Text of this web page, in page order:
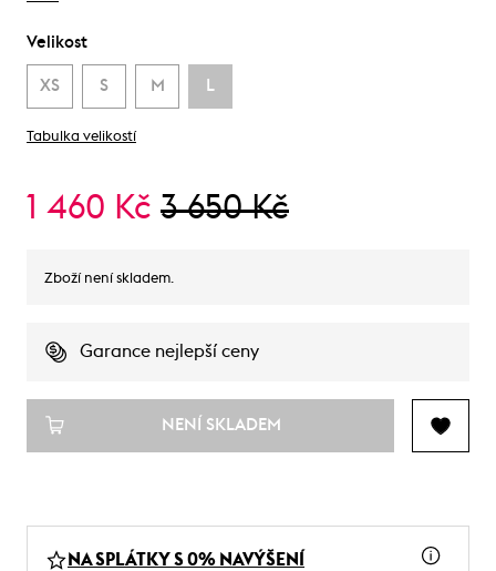
Velikost
XS S M L
Tabulka velikostí
1 460 Kč 3 650 Kč
Zboží není skladem.
Garance nejlepší ceny
NENÍ SKLADEM
NA SPLÁTKY S 0% NAVÝŠENÍ